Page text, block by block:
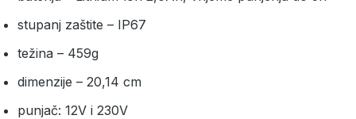
stupanj zaštite – IP67
težina – 459g
dimenzije – 20,14 cm
punjač: 12V i 230V